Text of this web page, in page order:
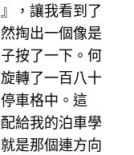
，讓我看到了
掏出一個像是
按了一下。何
轉了一百八十
車格中。這
給我的泊車學
是那個連方向